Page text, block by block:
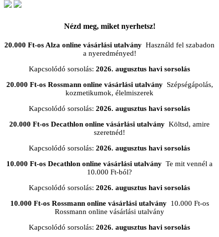
Nézd meg, miket nyerhetsz!
20.000 Ft-os Alza online vásárlási utalvány Használd fel szabadon
a nyeredményed!
Kapcsolódó sorsolás: 2026. augusztus havi sorsolás
20.000 Ft-os Rossmann online vásárlási utalványSzépségápolás,
kozmetikumok, élelmiszerek
Kapcsolódó sorsolás: 2026. augusztus havi sorsolás
20.000 Ft-os Decathlon online vásárlási utalvány Költsd, amire
szeretnéd!
Kapcsolódó sorsolás: 2026. augusztus havi sorsolás
10.000 Ft-os Decathlon online vásárlási utalvány Te mit vennél a
10.000 Ft-ból?
Kapcsolódó sorsolás: 2026. augusztus havi sorsolás
10.000 Ft-os Rossmann online vásárlási utalvány10.000 Ft-os
Rossmann online vásárlási utalvány
Kapcsolódó sorsolás: 2026. augusztus havi sorsolás